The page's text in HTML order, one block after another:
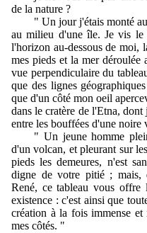
de la nature ?
" Un jour j'étais monté
au milieu d'une île. Je vis le
l'horizon au-dessous de moi,
mes pieds et la mer déroulée
vue perpendiculaire du
que des lignes
que d'un côté mon oeil
dans le cratère de l'Etna,
entre les bouffées d'une noire
" Un jeune homme
d'un volcan, et pleurant sur
pieds les demeures, n'est
digne de votre pitié ; mais,
René, ce tableau vous offre
existence : c'est ainsi que
création à la fois immense
mes côtés. "